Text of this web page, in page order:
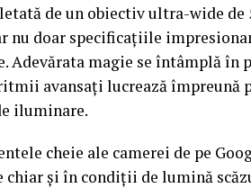
de un obiectiv ultra-wide de
nu doar specificațiile
Adevărata magie se întâmplă în
avansați lucrează împreună
iluminare.
cheie ale camerei de pe
și în condiții de lumină